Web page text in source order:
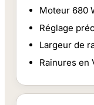
Moteur 680
Réglage
Largeur de
Rainures en